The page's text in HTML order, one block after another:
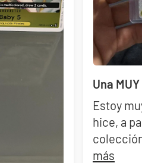
Una
Estoy
hice, a
más